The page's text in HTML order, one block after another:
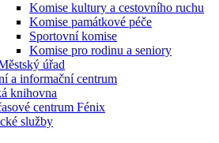
Komise kultury a cestovního ruchu
Komise památkové péče
Sportovní komise
Komise pro rodinu a seniory
úřad
a informační centrum
knihovna
centrum Fénix
služby